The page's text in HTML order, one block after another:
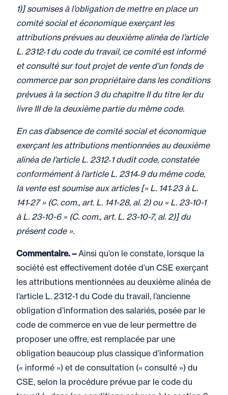
1)] soumises à l’obligation de mettre en place un
comité social et économique exerçant les
attributions prévues au deuxième alinéa de l’article
L. 2312‑1 du code du travail, ce comité est informé
et consulté sur tout projet de vente d’un fonds de
commerce par son propriétaire dans les conditions
prévues à la section 3 du chapitre II du titre Ier du
livre III de la deuxième partie du même code.
En cas d’absence de comité social et économique
exerçant les attributions mentionnées au deuxième
alinéa de l’article L. 2312‑1 dudit code, constatée
conformément à l’article L. 2314‑9 du même code,
la vente est soumise aux articles [« L. 141‑23 à L.
141‑27 » (C. com., art. L. 141-28, al. 2) ou « L. 23-10-1
à L. 23-10-6 » (C. com., art. L. 23-10-7, al. 2)] du
présent code ».
Commentaire. –Ainsi qu’on le constate, lorsque la
société est effectivement dotée d’un CSE exerçant
les attributions mentionnées au deuxième alinéa de
l’article L. 2312-1 du Code du travail, l’ancienne
obligation d’information des salariés, posée par le
code de commerce en vue de leur permettre de
proposer une offre, est remplacée par une
obligation beaucoup plus classique d’information
(« informé ») et de consultation (« consulté ») du
CSE, selon la procédure prévue par le code du